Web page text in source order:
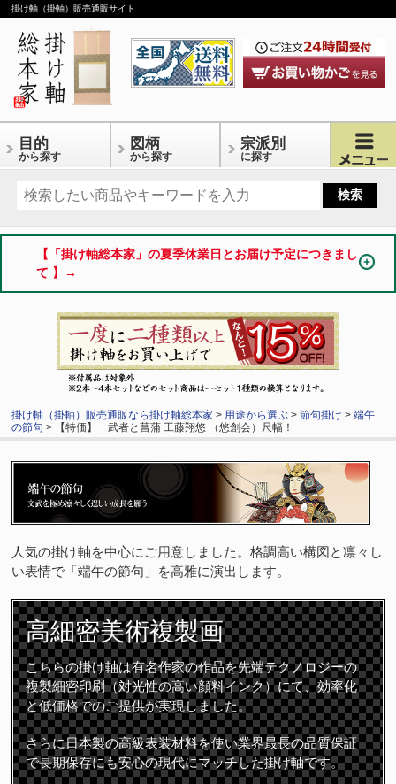
掛け軸（掛軸）販売通販サイト
目的
から探す
図柄
から探す
宗派別
に探す
【「掛け軸総本家」の夏季休業日とお届け予定につきまし
て 】→
掛け軸（掛軸）販売通販なら掛け軸総本家 > 用途から選ぶ >節句掛け >端午
の節句 > 【特価】 武者と菖蒲 工藤翔悠 （悠創会）尺幅！
人気の掛け軸を中心にご用意しました。格調高い構図と凛々し
い表情で「端午の節句」を高雅に演出します。
高細密美術複製画
こちらの掛け軸は有名作家の作品を先端テクノロジーの
複製細密印刷（対光性の高い顔料インク）にて、効率化
と低価格でのご提供が実現しました。
さらに日本製の高級表装材料を使い業界最長の品質保証
で長期保存にも安心の現代にマッチした掛け軸です。